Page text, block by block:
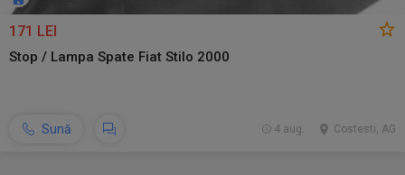
171 LEI
Stop / Lampa Spate Fiat Stilo 2000
Sună Costesti, AG
4 aug.